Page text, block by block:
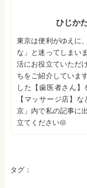
ひじか
東京は便利がゆえに
な」と迷ってしまい
活にお役立ていただ
ちをご紹介していま
した【歯医者さん
【マッサージ店】
京」内で私の記事に
立てください𑁍
タグ：